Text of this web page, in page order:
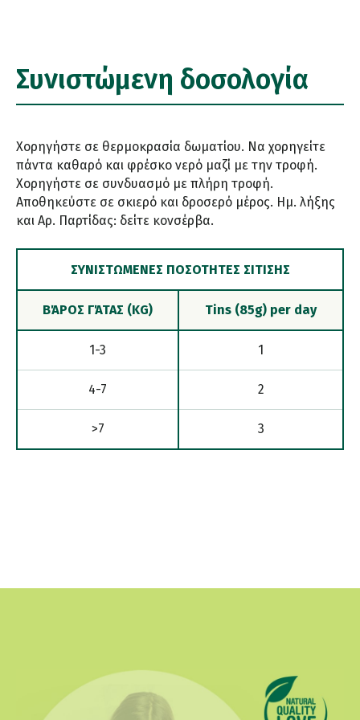
Συνιστώμενη δοσολογία
Χορηγήστε σε θερμοκρασία δωματίου. Να χορηγείτε
πάντα καθαρό και φρέσκο νερό μαζί με την τροφή.
Χορηγήστε σε συνδυασμό με πλήρη τροφή.
Αποθηκεύστε σε σκιερό και δροσερό μέρος. Ημ. λήξης
και Αρ. Παρτίδας: δείτε κονσέρβα.
ΣΥΝΙΣΤΏΜΕΝΕΣ ΠΟΣΌΤΗΤΕΣ ΣΊΤΙΣΗΣ
ΒΆΡΟΣ ΓΆΤΑΣ (KG) Tins (85g) per day
1-3 1
4-7 2
>7 3